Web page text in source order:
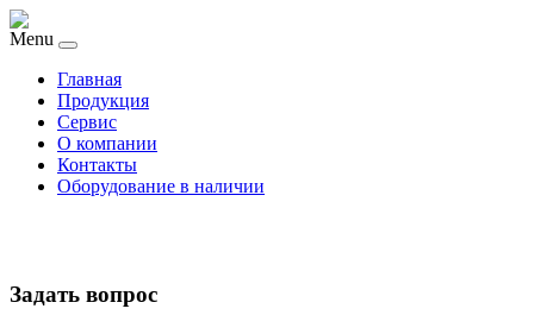
Menu
Главная
Продукция
Сервис
О компании
Контакты
Оборудование в наличии
Задать вопрос